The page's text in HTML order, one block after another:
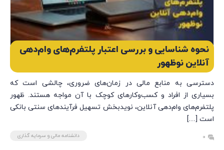
نحوه شناسایی و بررسی اعتبار پلتفرم‌های وام‌دهی
آنلاین نوظهور
دسترسی به منابع مالی در زمان‌های ضروری، چالشی است که
بسیاری از افراد و کسب‌وکارهای کوچک با آن مواجه هستند. ظهور
پلتفرم‌های وام‌دهی آنلاین، نویدبخش تسهیل فرآیندهای سنتی بانکی
است […]
0 دانشنامه مالی و سرمایه گذاری